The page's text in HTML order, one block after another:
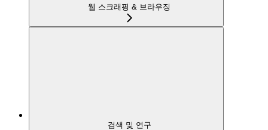
웹 스크래핑 & 브라우징
검색 및 연구